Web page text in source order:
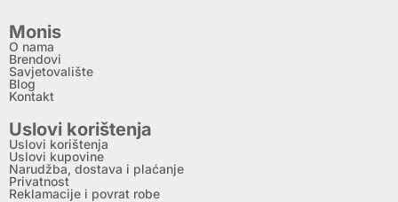
Monis
O nama
Brendovi
Savjetovalište
Blog
Kontakt
Uslovi korištenja
Uslovi korištenja
Uslovi kupovine
Narudžba, dostava i plaćanje
Privatnost
Reklamacije i povrat robe